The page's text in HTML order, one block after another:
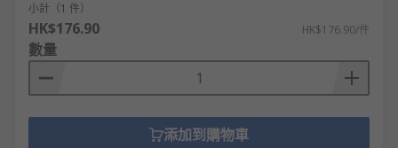
小計（1 件）
HK$176.90 HK$176.90/件
數量
添加到購物車